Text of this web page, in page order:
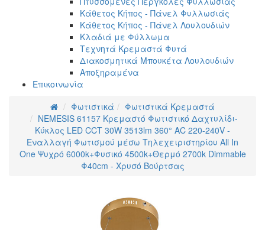
Κάθετος Κήπος - Πάνελ Φυλλωσιάς
Κάθετος Κήπος - Πάνελ Λουλουδιών
Κλαδιά με Φύλλωμα
Τεχνητά Κρεμαστά Φυτά
Διακοσμητικά Μπουκέτα Λουλουδιών
Αποξηραμένα
Επικοινωνία
Φωτιστικά
Φωτιστικά Κρεμαστά
NEMESIS 61157 Κρεμαστό Φωτιστικό Δαχτυλίδι-
Κύκλος LED CCT 30W 3513lm 360° AC 220-240V -
Εναλλαγή Φωτισμού μέσω Τηλεχειριστηρίου All In
One Ψυχρό 6000k+Φυσικό 4500k+Θερμό 2700k Dimmable
Φ40cm - Χρυσό Βούρτσας